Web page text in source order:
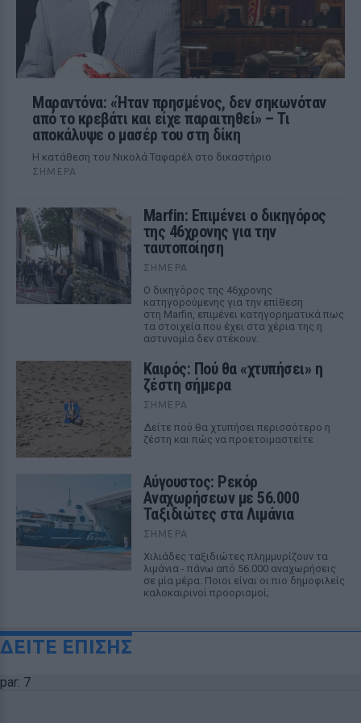
Μαραντόνα: «Ήταν πρησμένος, δεν σηκωνόταν
από το κρεβάτι και είχε παραιτηθεί» – Τι
αποκάλυψε ο μασέρ του στη δίκη
Η κατάθεση του Νικολά Ταφαρέλ στο δικαστήριο
ΣΉΜΕΡΑ
Marfin: Επιμένει ο δικηγόρος
της 46χρονης για την
ταυτοποίηση
ΣΉΜΕΡΑ
Ο δικηγόρος της 46χρονης
κατηγορούμενης για την επίθεση
στη Marfin, επιμένει κατηγορηματικά πως
τα στοιχεία που έχει στα χέρια της η
αστυνομία δεν στέκουν.
Καιρός: Πού θα «χτυπήσει» η
ζέστη σήμερα
ΣΉΜΕΡΑ
Δείτε πού θα χτυπήσει περισσότερο η
ζέστη και πώς να προετοιμαστείτε
Αύγουστος: Ρεκόρ
Αναχωρήσεων με 56.000
Ταξιδιώτες στα Λιμάνια
ΣΉΜΕΡΑ
Χιλιάδες ταξιδιώτες πλημμυρίζουν τα
λιμάνια - πάνω από 56.000 αναχωρήσεις
σε μία μέρα. Ποιοι είναι οι πιο δημοφιλείς
καλοκαιρινοί προορισμοί;
ΔΕΙΤΕ ΕΠΙΣΗΣ
par: 7